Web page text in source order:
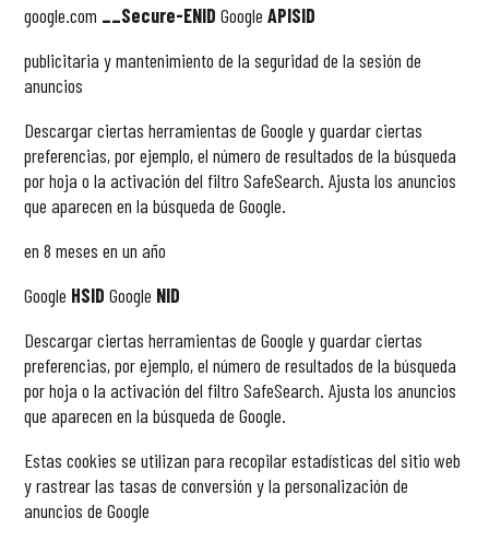
google.com __Secure-ENIDGoogleAPISID
publicitaria y mantenimiento de la seguridad de la sesión de
anuncios
Descargar ciertas herramientas de Google y guardar ciertas
preferencias, por ejemplo, el número de resultados de la búsqueda
por hoja o la activación del filtro SafeSearch. Ajusta los anuncios
que aparecen en la búsqueda de Google.
en 8 meses en un año
Google HSIDGoogle NID
Descargar ciertas herramientas de Google y guardar ciertas
preferencias, por ejemplo, el número de resultados de la búsqueda
por hoja o la activación del filtro SafeSearch. Ajusta los anuncios
que aparecen en la búsqueda de Google.
Estas cookies se utilizan para recopilar estadísticas del sitio web
y rastrear las tasas de conversión y la personalización de
anuncios de Google